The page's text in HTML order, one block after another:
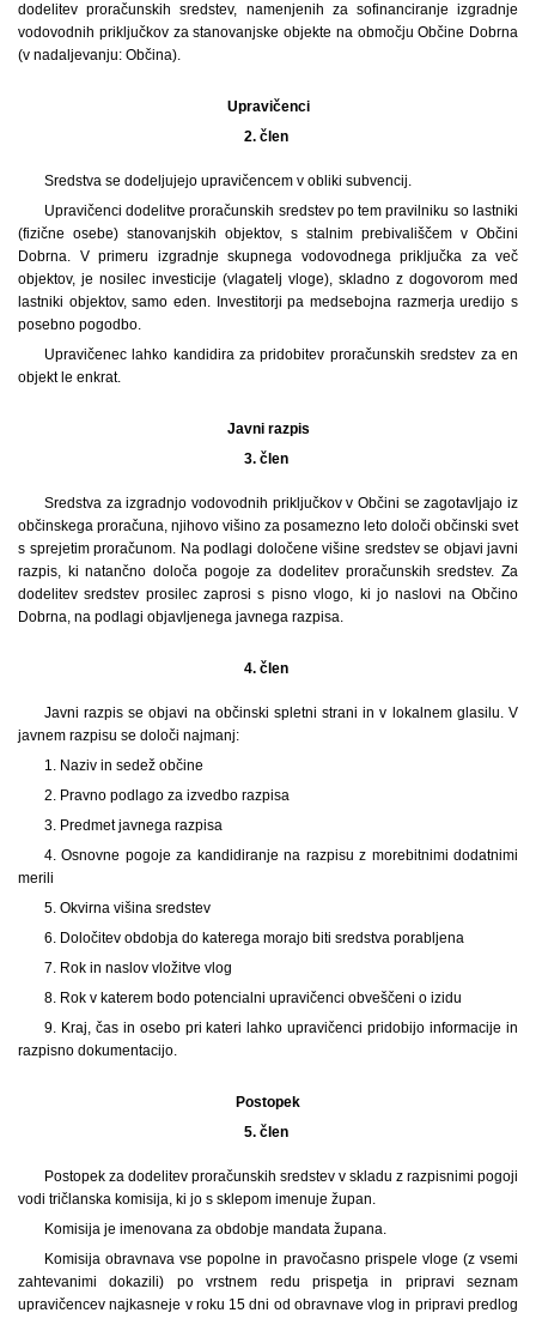
dodelitev proračunskih sredstev, namenjenih za sofinanciranje izgradnje
vodovodnih priključkov za stanovanjske objekte na območju Občine Dobrna
(v nadaljevanju: Občina).
Upravičenci
2. člen
Sredstva se dodeljujejo upravičencem v obliki subvencij.
Upravičenci dodelitve proračunskih sredstev po tem pravilniku so lastniki
(fizične osebe) stanovanjskih objektov, s stalnim prebivališčem v Občini
Dobrna. V primeru izgradnje skupnega vodovodnega priključka za več
objektov, je nosilec investicije (vlagatelj vloge), skladno z dogovorom med
lastniki objektov, samo eden. Investitorji pa medsebojna razmerja uredijo s
posebno pogodbo.
Upravičenec lahko kandidira za pridobitev proračunskih sredstev za en
objekt le enkrat.
Javni razpis
3. člen
Sredstva za izgradnjo vodovodnih priključkov v Občini se zagotavljajo iz
občinskega proračuna, njihovo višino za posamezno leto določi občinski svet
s sprejetim proračunom. Na podlagi določene višine sredstev se objavi javni
razpis, ki natančno določa pogoje za dodelitev proračunskih sredstev. Za
dodelitev sredstev prosilec zaprosi s pisno vlogo, ki jo naslovi na Občino
Dobrna, na podlagi objavljenega javnega razpisa.
4. člen
Javni razpis se objavi na občinski spletni strani in v lokalnem glasilu. V
javnem razpisu se določi najmanj:
1. Naziv in sedež občine
2. Pravno podlago za izvedbo razpisa
3. Predmet javnega razpisa
4. Osnovne pogoje za kandidiranje na razpisu z morebitnimi dodatnimi
merili
5. Okvirna višina sredstev
6. Določitev obdobja do katerega morajo biti sredstva porabljena
7. Rok in naslov vložitve vlog
8. Rok v katerem bodo potencialni upravičenci obveščeni o izidu
9. Kraj, čas in osebo pri kateri lahko upravičenci pridobijo informacije in
razpisno dokumentacijo.
Postopek
5. člen
Postopek za dodelitev proračunskih sredstev v skladu z razpisnimi pogoji
vodi tričlanska komisija, ki jo s sklepom imenuje župan.
Komisija je imenovana za obdobje mandata župana.
Komisija obravnava vse popolne in pravočasno prispele vloge (z vsemi
zahtevanimi dokazili) po vrstnem redu prispetja in pripravi seznam
upravičencev najkasneje v roku 15 dni od obravnave vlog in pripravi predlog